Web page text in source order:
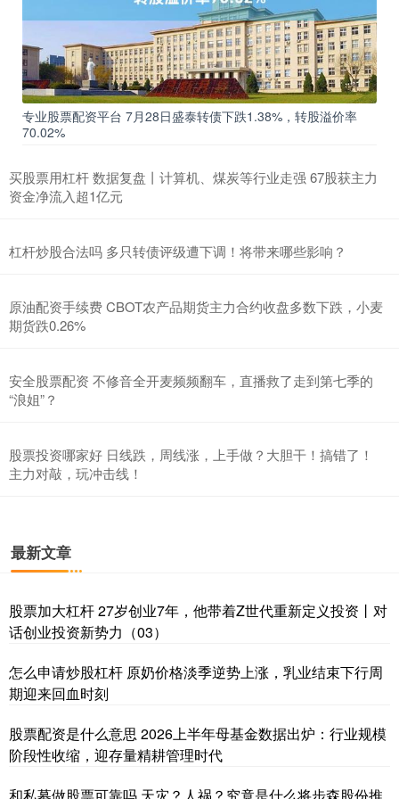
专业股票配资平台 7月28日盛泰转债下跌1.38%，转股溢价率
70.02%
买股票用杠杆 数据复盘丨计算机、煤炭等行业走强 67股获主力
资金净流入超1亿元
杠杆炒股合法吗 多只转债评级遭下调！将带来哪些影响？
原油配资手续费 CBOT农产品期货主力合约收盘多数下跌，小麦
期货跌0.26%
安全股票配资 不修音全开麦频频翻车，直播救了走到第七季的
“浪姐”？
股票投资哪家好 日线跌，周线涨，上手做？大胆干！搞错了！
主力对敲，玩冲击线！
最新文章
股票加大杠杆 27岁创业7年，他带着Z世代重新定义投资丨对
话创业投资新势力（03）
怎么申请炒股杠杆 原奶价格淡季逆势上涨，乳业结束下行周
期迎来回血时刻
股票配资是什么意思 2026上半年母基金数据出炉：行业规模
阶段性收缩，迎存量精耕管理时代